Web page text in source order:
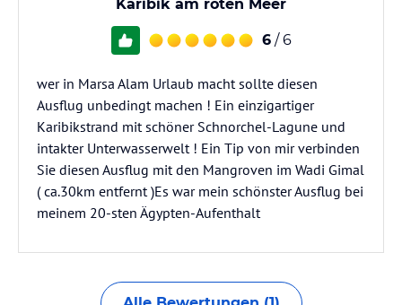
Karibik am roten Meer
6 / 6
wer in Marsa Alam Urlaub macht sollte diesen
Ausflug unbedingt machen ! Ein einzigartiger
Karibikstrand mit schöner Schnorchel-Lagune und
intakter Unterwasserwelt ! Ein Tip von mir verbinden
Sie diesen Ausflug mit den Mangroven im Wadi Gimal
( ca.30km entfernt )Es war mein schönster Ausflug bei
meinem 20-sten Ägypten-Aufenthalt